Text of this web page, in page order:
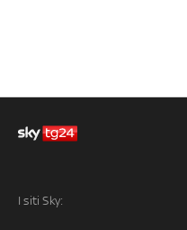
I siti Sky: